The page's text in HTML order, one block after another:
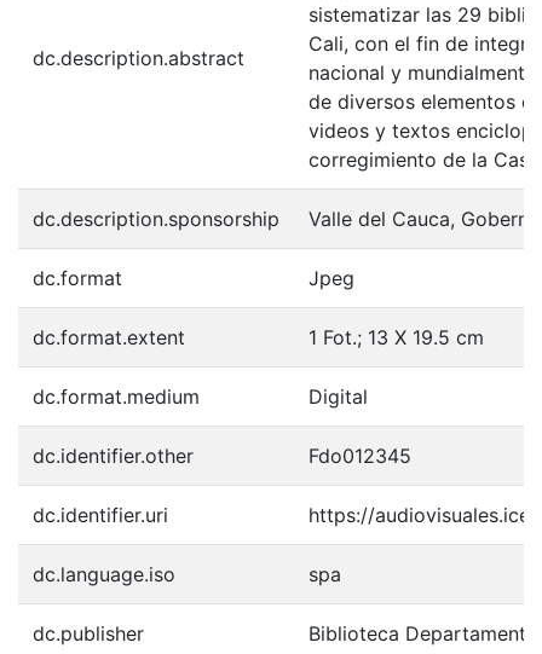
dc.description.abstract
sistematizar las 29
Cali, con el fin de
nacional y
de diversos elementos
videos y textos
corregimiento de la
dc.description.sponsorship Valle del Cauca,
dc.format Jpeg
dc.format.extent 1 Fot.; 13 X 19.5 cm
dc.format.medium Digital
dc.identifier.other Fdo012345
dc.identifier.uri https://
dc.language.iso spa
dc.publisher Biblioteca